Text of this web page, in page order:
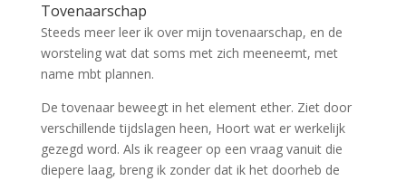
Tovenaarschap
Steeds meer leer ik over mijn tovenaarschap, en de
worsteling wat dat soms met zich meeneemt, met
name mbt plannen.
De tovenaar beweegt in het element ether. Ziet door
verschillende tijdslagen heen, Hoort wat er werkelijk
gezegd word. Als ik reageer op een vraag vanuit die
diepere laag, breng ik zonder dat ik het doorheb de